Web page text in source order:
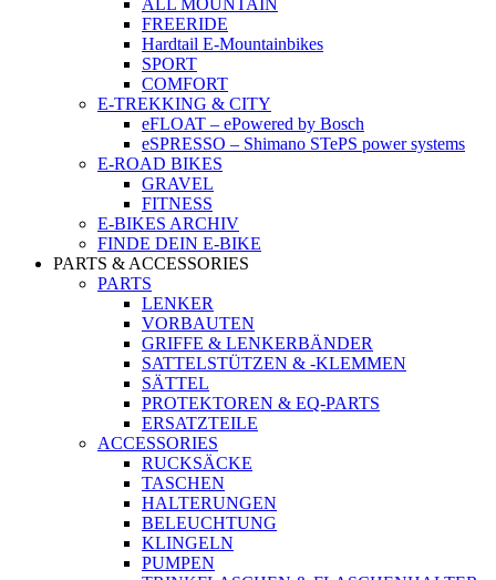
ALL MOUNTAIN
FREERIDE
Hardtail E-Mountainbikes
SPORT
COMFORT
E-TREKKING & CITY
eFLOAT – ePowered by Bosch
eSPRESSO – Shimano STePS power systems
E-ROAD BIKES
GRAVEL
FITNESS
E-BIKES ARCHIV
FINDE DEIN E-BIKE
PARTS & ACCESSORIES
PARTS
LENKER
VORBAUTEN
GRIFFE & LENKERBÄNDER
SATTELSTÜTZEN & -KLEMMEN
SÄTTEL
PROTEKTOREN & EQ-PARTS
ERSATZTEILE
ACCESSORIES
RUCKSÄCKE
TASCHEN
HALTERUNGEN
BELEUCHTUNG
KLINGELN
PUMPEN